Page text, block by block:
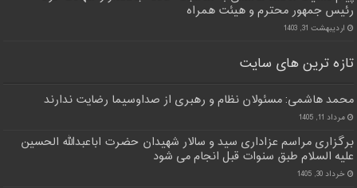
رئیس جمهور محترم و هیئت همراه
اردیبهشت 31, 1403
تازه ترین های سایت
محمد هاشمی: مسئولان نظام و رهبری از صداوسیما رضایت ندارند
مرداد 11, 1405
برگزاری مراسم عزاداری سید و سالار شهیدان حضرت اباعبدالله الحسین
علیه السلام طبق سنوات قبل انجام می شود
خرداد 30, 1405